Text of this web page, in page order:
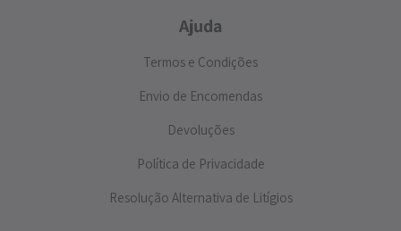
Ajuda
Termos e Condições
Envio de Encomendas
Devoluções
Política de Privacidade
Resolução Alternativa de Litígios